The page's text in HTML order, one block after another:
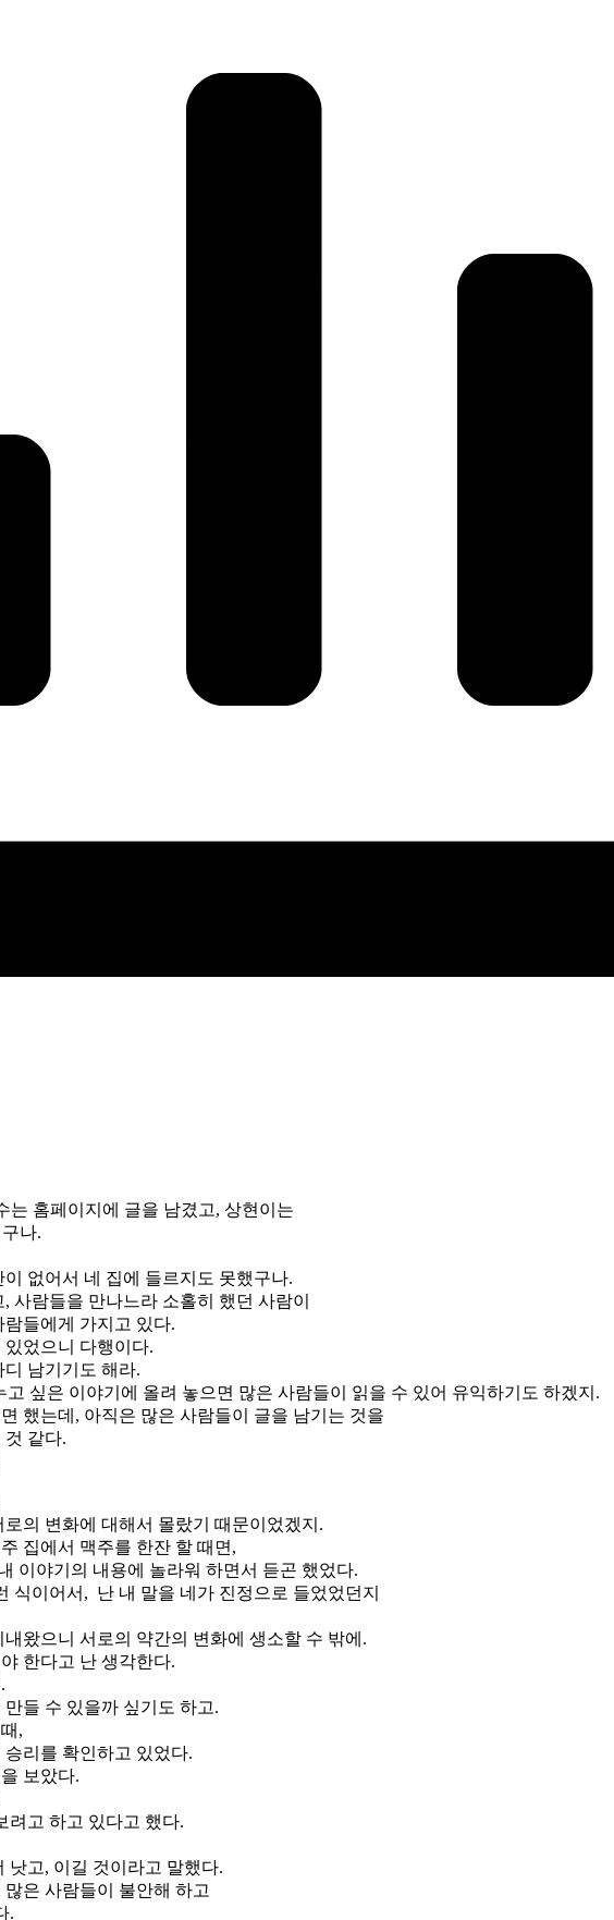
는 홈페이지에 글을 남겼고, 상현이는
나.
없어서 네 집에 들르지도 못했구나.
사람들을 만나느라 소홀히 했던 사람이
들에게 가지고 있다.
었으니 다행이다.
남기기도 해라.
싶은 이야기에 올려 놓으면 많은 사람들이 읽을 수 있어 유익하기도 하겠지.
했는데, 아직은 많은 사람들이 글을 남기는 것을
것 같다.
의 변화에 대해서 몰랐기 때문이었겠지.
집에서 맥주를 한잔 할 때면,
이야기의 내용에 놀라워 하면서 듣곤 했었다.
식이어서, 난 내 말을 네가 진정으로 들었었던지
왔으니 서로의 약간의 변화에 생소할 수 밖에.
한다고 난 생각한다.
들 수 있을까 싶기도 하고.
,
리를 확인하고 있었다.
보았다.
려고 하고 있다고 했다.
낫고, 이길 것이라고 말했다.
은 사람들이 불안해 하고
.